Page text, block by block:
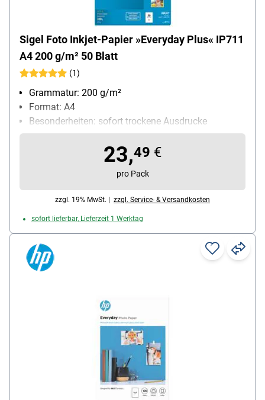
Sigel Foto Inkjet-Papier »Everyday Plus« IP711
A4 200 g/m² 50 Blatt
(1)
Grammatur: 200 g/m²
Format: A4
Besonderheiten: sofort trockene Ausdrucke
Anwendung: für Tintenstrahldrucker geeignet
Inhalt pro Pack: 50 Blatt
23,49 €
pro Pack
zzgl. 19% MwSt. | zzgl. Service- & Versandkosten
sofort lieferbar, Lieferzeit 1 Werktag